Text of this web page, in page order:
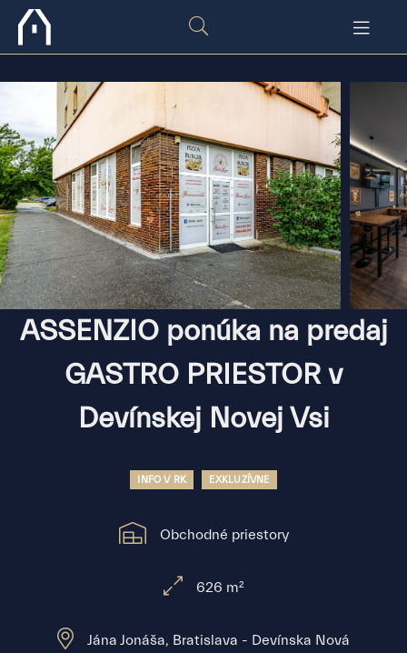
ASSENZIO ponúka na predaj
GASTRO PRIESTOR v
Devínskej Novej Vsi
INFO V RK EXKLUZÍVNE
Obchodné priestory
626 m²
Jána Jonáša, Bratislava - Devínska Nová